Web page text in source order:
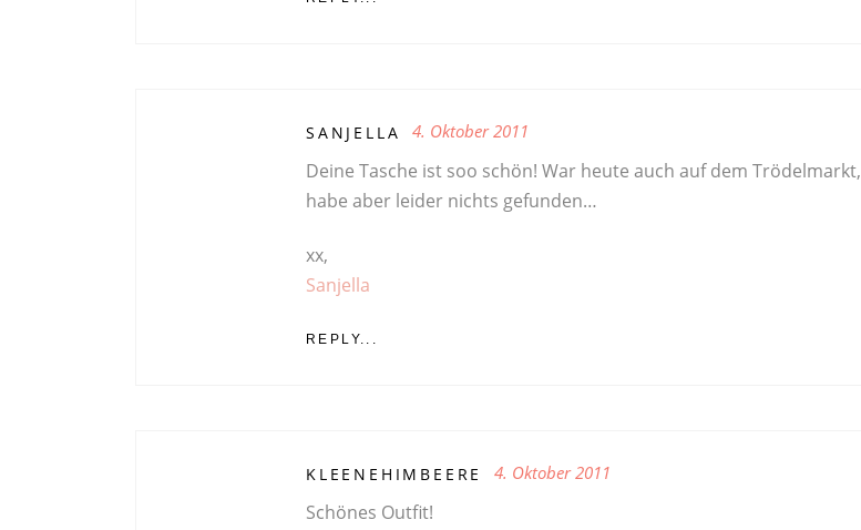
SANJELLA 4. Oktober 2011
Deine Tasche ist soo schön! War heute auch auf dem Trödelmarkt,
habe aber leider nichts gefunden…
xx,
Sanjella
REPLY...
KLEENEHIMBEERE 4. Oktober 2011
Schönes Outfit!